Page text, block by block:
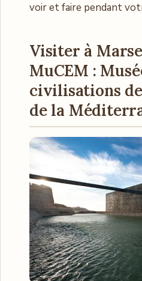
voir et faire pendant
Visiter à
MuCEM :
civilisations
de la